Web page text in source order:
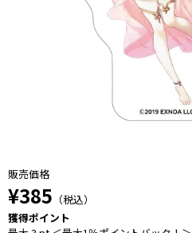
販売価格
¥385 （税込）
獲得ポイント